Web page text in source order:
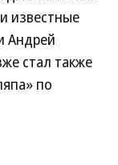
известные
Андрей
стал также
по